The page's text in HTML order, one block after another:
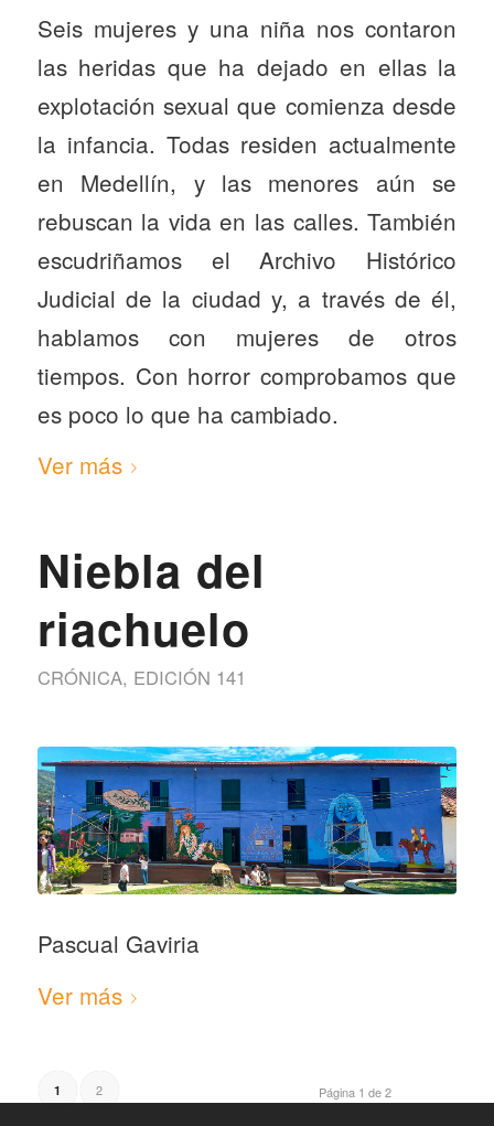
Seis mujeres y una niña nos contaron
las heridas que ha dejado en ellas la
explotación sexual que comienza desde
la infancia. Todas residen actualmente
en Medellín, y las menores aún se
rebuscan la vida en las calles. También
escudriñamos el Archivo Histórico
Judicial de la ciudad y, a través de él,
hablamos con mujeres de otros
tiempos. Con horror comprobamos que
es poco lo que ha cambiado.
Ver más
Niebla del
riachuelo
CRÓNICA, EDICIÓN 141
Pascual Gaviria
Ver más
Página 1 de 2
1 2